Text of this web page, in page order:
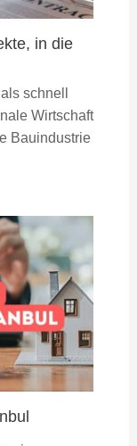
in die
schnell
Wirtschaft
Bauindustrie